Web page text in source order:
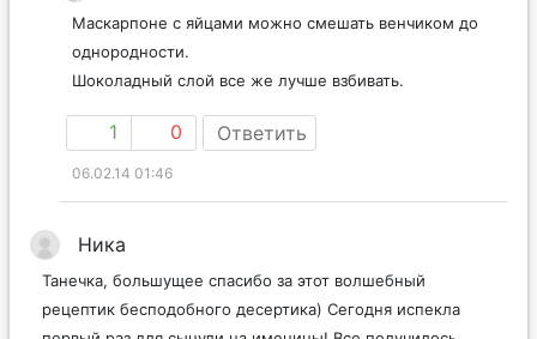
Маскарпоне с яйцами можно смешать венчиком до
однородности.
Шоколадный слой все же лучше взбивать.
1 0 Ответить
06.02.14 01:46
Ника
Танечка, большущее спасибо за этот волшебный
рецептик бесподобного десертика) Сегодня испекла